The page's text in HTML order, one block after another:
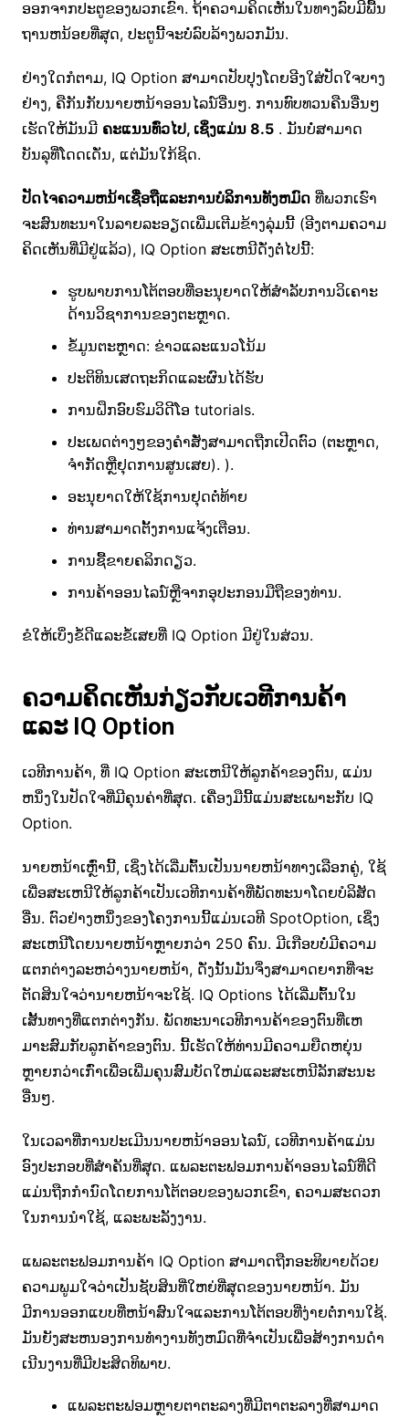
ອອກຈາກປະຕູຂອງພວກເຂົາ. ຖ້າຄວາມຄິດເຫັນໃນທາງລົບມີພື້ນ
ຖານຫນ້ອຍທີ່ສຸດ, ປະຕູນີ້ຈະບໍ່ລົບລ້າງພວກມັນ.
ຢ່າງໃດກໍຕາມ, IQ Option ສາມາດປັບປຸງໂດຍອີງໃສ່ປັດໃຈບາງ
ຢ່າງ, ຄືກັນກັບນາຍຫນ້າອອນໄລນ໌ອື່ນໆ. ການ​ທົບ​ທວນ​ຄືນ​ອື່ນໆ​
ເຮັດ​ໃຫ້​ມັນ​ມີ ​ຄະ​ແນນ​ທົ່ວ​ໄປ​, ເຊິ່ງ​ແມ່ນ 8.5. ມັນບໍ່ສາມາດ
ບັນລຸທີ່ໂດດເດັ່ນ, ແຕ່ມັນໃກ້ຊິດ.
ປັດໄຈຄວາມຫນ້າເຊື່ອຖືແລະການບໍລິການທັງຫມົດທີ່ພວກເຮົາ
ຈະສົນທະນາໃນລາຍລະອຽດເພີ່ມເຕີມຂ້າງລຸ່ມນີ້ (ອີງຕາມຄວາມ
ຄິດເຫັນທີ່ມີຢູ່ແລ້ວ), IQ Option ສະເຫນີດັ່ງຕໍ່ໄປນີ້:
ຮູບພາບການໂຕ້ຕອບທີ່ອະນຸຍາດໃຫ້ສໍາລັບການວິເຄາະ
ດ້ານວິຊາການຂອງຕະຫຼາດ.
ຂໍ້ມູນຕະຫຼາດ: ຂ່າວແລະແນວໂນ້ມ
ປະຕິທິນເສດຖະກິດແລະຜົນໄດ້ຮັບ
ການຝຶກອົບຮົມວິດີໂອ tutorials.
ປະເພດຕ່າງໆຂອງຄໍາສັ່ງສາມາດຖືກເປີດຕົວ (ຕະຫຼາດ,
ຈໍາກັດຫຼືຢຸດການສູນເສຍ). ).
ອະນຸຍາດໃຫ້ໃຊ້ການຢຸດຕໍ່ທ້າຍ
ທ່ານສາມາດຕັ້ງການແຈ້ງເຕືອນ.
ການຊື້ຂາຍຄລິກດຽວ.
ການຄ້າອອນໄລນ໌ຫຼືຈາກອຸປະກອນມືຖືຂອງທ່ານ.
ຂໍໃຫ້ເບິ່ງຂໍ້ດີແລະຂໍ້ເສຍທີ່ IQ Option ມີຢູ່ໃນສ່ວນ.
ຄວາມຄິດເຫັນກ່ຽວກັບເວທີການຄ້າ
ແລະ IQ Option
ເວທີການຄ້າ, ທີ່ IQ Option ສະເຫນີໃຫ້ລູກຄ້າຂອງຕົນ, ແມ່ນ
ຫນຶ່ງໃນປັດໃຈທີ່ມີຄຸນຄ່າທີ່ສຸດ. ເຄື່ອງມືນີ້ແມ່ນສະເພາະກັບ IQ
Option.
ນາຍຫນ້າເຫຼົ່ານີ້, ເຊິ່ງໄດ້ເລີ່ມຕົ້ນເປັນນາຍຫນ້າທາງເລືອກຄູ່, ໃຊ້
ເພື່ອສະເຫນີໃຫ້ລູກຄ້າເປັນເວທີການຄ້າທີ່ພັດທະນາໂດຍບໍລິສັດ
ອື່ນ. ຕົວຢ່າງຫນຶ່ງຂອງໂຄງການນີ້ແມ່ນເວທີ SpotOption, ເຊິ່ງ
ສະເຫນີໂດຍນາຍຫນ້າຫຼາຍກວ່າ 250 ຄົນ. ມີເກືອບບໍ່ມີຄວາມ
ແຕກຕ່າງລະຫວ່າງນາຍຫນ້າ, ດັ່ງນັ້ນມັນຈຶ່ງສາມາດຍາກທີ່ຈະ
ຕັດສິນໃຈວ່ານາຍຫນ້າຈະໃຊ້. IQ Options ໄດ້ເລີ່ມຕົ້ນໃນ
ເສັ້ນທາງທີ່ແຕກຕ່າງກັນ. ພັດທະນາເວທີການຄ້າຂອງຕົນທີ່ເຫ
ມາະສົມກັບລູກຄ້າຂອງຕົນ. ນີ້ເຮັດໃຫ້ທ່ານມີຄວາມຍືດຫຍຸ່ນ
ຫຼາຍກວ່າເກົ່າເພື່ອເພີ່ມຄຸນສົມບັດໃຫມ່ແລະສະເຫນີລັກສະນະ
ອື່ນໆ.
ໃນເວລາທີ່ການປະເມີນນາຍຫນ້າອອນໄລນ໌, ເວທີການຄ້າແມ່ນ
ອົງປະກອບທີ່ສໍາຄັນທີ່ສຸດ. ແພລະຕະຟອມການຄ້າອອນໄລນ໌ທີ່ດີ
ແມ່ນຖືກກໍານົດໂດຍການໂຕ້ຕອບຂອງພວກເຂົາ, ຄວາມສະດວກ
ໃນການນໍາໃຊ້, ແລະພະລັງງານ.
ແພລະຕະຟອມການຄ້າ IQ Option ສາມາດຖືກອະທິບາຍດ້ວຍ
ຄວາມພູມໃຈວ່າເປັນຊັບສິນທີ່ໃຫຍ່ທີ່ສຸດຂອງນາຍຫນ້າ. ມັນ
ມີການອອກແບບທີ່ຫນ້າສົນໃຈແລະການໂຕ້ຕອບທີ່ງ່າຍຕໍ່ການໃຊ້.
ມັນຍັງສະຫນອງການທໍາງານທັງຫມົດທີ່ຈໍາເປັນເພື່ອສ້າງການດໍາ
ເນີນງານທີ່ມີປະສິດທິພາບ.
ແພລະຕະຟອມຫຼາຍຕາຕະລາງທີ່ມີຕາຕະລາງທີ່ສາມາດ